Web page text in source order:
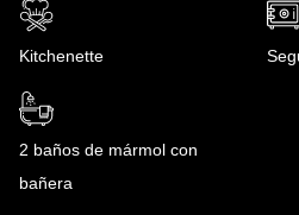
Kitchenette
2 baños de mármol con
bañera